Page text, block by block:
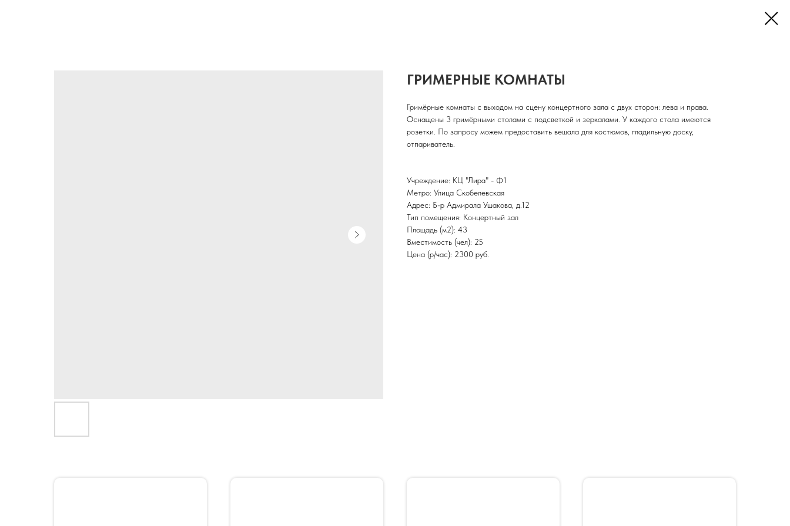
ГРИМЕРНЫЕ КОМНАТЫ
Гримёрные комнаты с выходом на сцену концертного зала с двух сторон: лева и права.
Оснащены 3 гримёрными столами с подсветкой и зеркалами. У каждого стола имеются
розетки. По запросу можем предоставить вешала для костюмов, гладильную доску,
отпариватель.
Учреждение: КЦ "Лира" - Ф1
Метро: Улица Скобелевская
Адрес: Б-р Адмирала Ушакова, д.12
Тип помещения: Концертный зал
Площадь (м2): 43
Вместимость (чел): 25
Цена (р/час): 2300 руб.